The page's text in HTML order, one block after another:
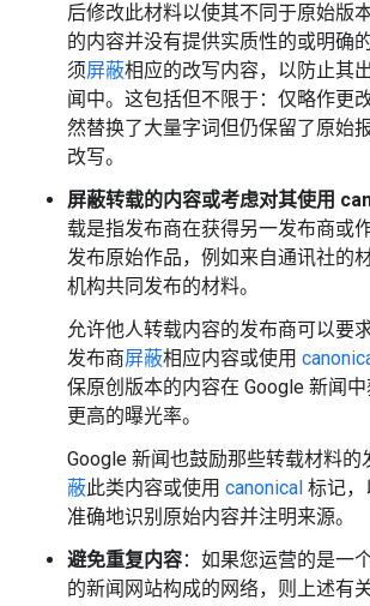
后修改此材料以使其不同于原始版
的内容并没有提供实质性的或明确
须屏蔽相应的改写内容，以防止其
闻中。这包括但不限于：仅略作更
然替换了大量字词但仍保留了原始
改写。
屏蔽转载的内容或考虑对其使用
载是指发布商在获得另一发布商或
发布原始作品，例如来自通讯社的
机构共同发布的材料。
允许他人转载内容的发布商可以要
发布商屏蔽相应内容或使用
保原创版本的内容在 Google 新闻
更高的曝光率。
Google 新闻也鼓励那些转载材料的
蔽此类内容或使用 canonical 标记，
准确地识别原始内容并注明来源。
避免重复内容：如果您运营的是一
的新闻网站构成的网络，则上述有